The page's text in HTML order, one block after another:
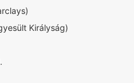
Királyság)